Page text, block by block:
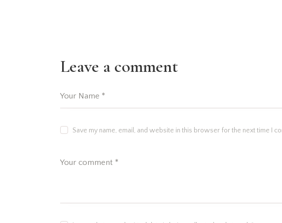
Leave a comment
Save my name, email, and website in this browser for the next time I